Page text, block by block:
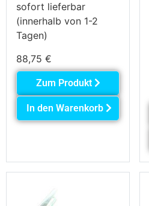
sofort lieferbar
(innerhalb von 1-2
Tagen)
88,75 €
Zum Produkt
In den Warenkorb